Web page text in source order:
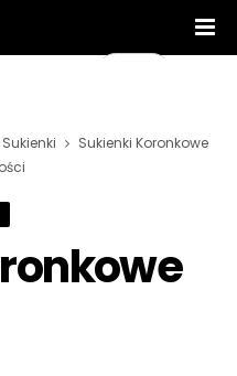
Sukienki
Sukienki Koronkowe